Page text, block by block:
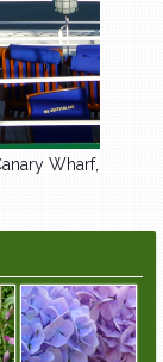
Wharf,